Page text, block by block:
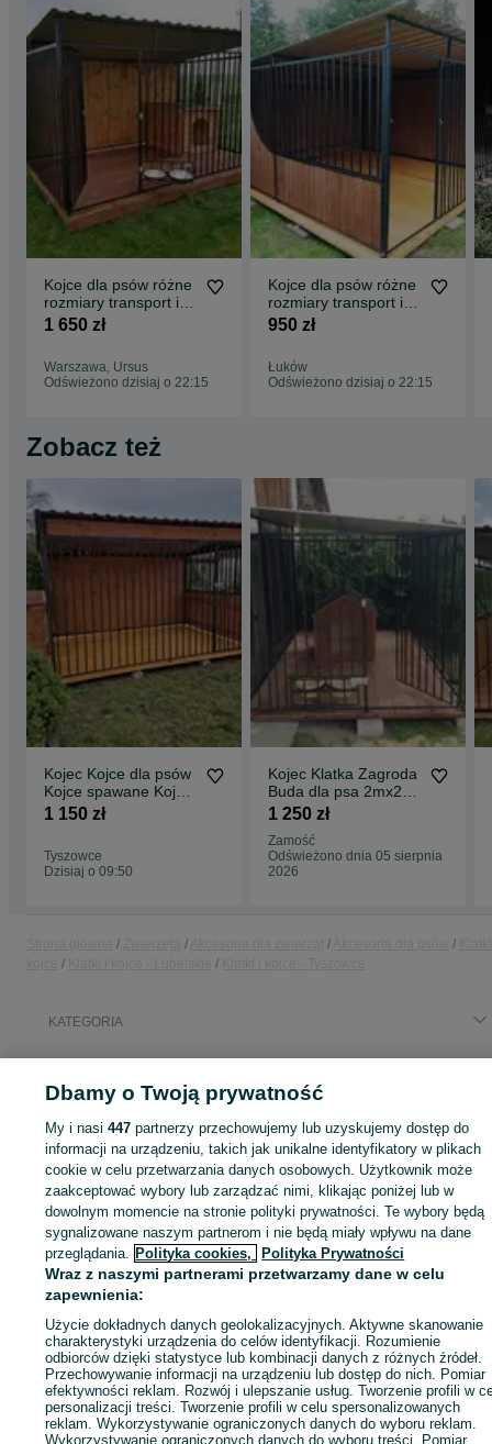
Kojce dla psów różne
rozmiary transport i
montaż gratis
1 650 zł
Warszawa, Ursus
Odświeżono dzisiaj o 22:15
Kojce dla psów różne
rozmiary transport i
montaż gratis
950 zł
Łuków
Odświeżono dzisiaj o 22:15
Zobacz też
Kojec Kojce dla psów
Kojce spawane Kojce
metalowe Kojce
1 150 zł
Tyszowce
Dzisiaj o 09:50
Kojec Klatka Zagroda
Buda dla psa 2mx2m
Montaż Gratis Solidny
1 250 zł
Zamość
Odświeżono dnia 05 sierpnia
2026
KATEGORIA
Zaloguj się lub załóż konto na OLX, aby skontaktować się z
sprzedającym
Zaloguj się / Załóż konto
Zadzwoń / SMS Wyślij wiadomość
Dbamy o Twoją prywatność
My i nasi447 partnerzy przechowujemy lub uzyskujemy dostęp do
informacji na urządzeniu, takich jak unikalne identyfikatory w plikach
cookie w celu przetwarzania danych osobowych. Użytkownik może
zaakceptować wybory lub zarządzać nimi, klikając poniżej lub w
dowolnym momencie na stronie polityki prywatności. Te wybory będą
sygnalizowane naszym partnerom i nie będą miały wpływu na dane
przeglądania. Polityka cookies, Polityka Prywatności
Wraz z naszymi partnerami przetwarzamy dane w celu
zapewnienia:
Użycie dokładnych danych geolokalizacyjnych. Aktywne skanowanie
charakterystyki urządzenia do celów identyfikacji. Rozumienie
odbiorców dzięki statystyce lub kombinacji danych z różnych źródeł.
Przechowywanie informacji na urządzeniu lub dostęp do nich. Pomiar
efektywności reklam. Rozwój i ulepszanie usług. Tworzenie profili w
personalizacji treści. Tworzenie profili w celu spersonalizowanych
reklam. Wykorzystywanie ograniczonych danych do wyboru reklam.
Wykorzystywanie ograniczonych danych do wyboru treści. Pomiar